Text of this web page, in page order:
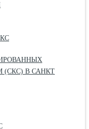
(СКС) В САНКТ